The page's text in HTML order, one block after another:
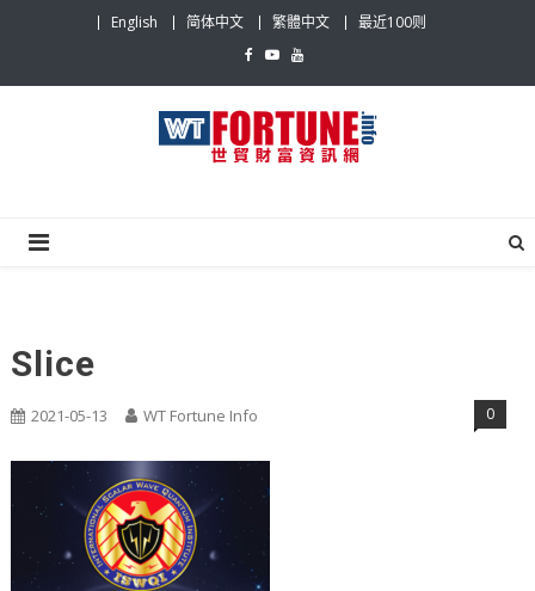
English 简体中文 繁體中文 最近100则
Slice
2021-05-13 WT Fortune Info 0